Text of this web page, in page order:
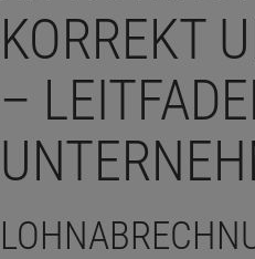
KORREKT
–